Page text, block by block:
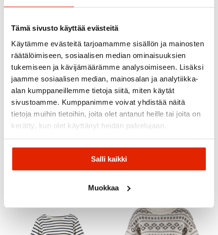
Tämä sivusto käyttää evästeitä
Käytämme evästeitä tarjoamamme sisällön ja mainosten
räätälöimiseen, sosiaalisen median ominaisuuksien
tukemiseen ja kävijämäärämme analysoimiseen. Lisäksi
jaamme sosiaalisen median, mainosalan ja analytiikka-
alan kumppaneillemme tietoja siitä, miten käytät
sivustoamme. Kumppanimme voivat yhdistää näitä
tietoja muihin tietoihin, joita olet antanut heille tai joita on
kerätty, kun olet käyttänyt heidän palvelujaan.
Salli kaikki
Muokkaa
Blue Sportswear
110,00€
Alkuperäinen
88,00€
Nykyinen
Wool Trousers Naisten
Blue Sportswear
79,00€
Alkuperäinen
oli:
55,30€
Nykyinen
on:
Jacobe City Bermudas
Naisten Shortsit